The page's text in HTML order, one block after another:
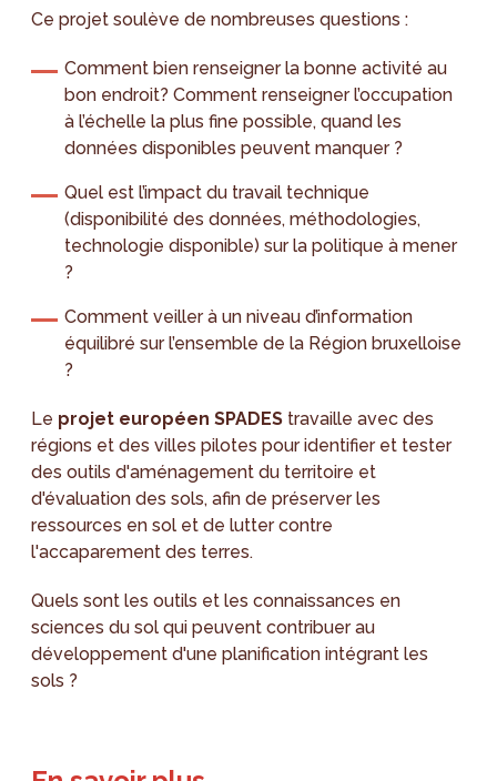
Ce projet soulève de nombreuses questions :
Comment bien renseigner la bonne activité au
bon endroit? Comment renseigner l’occupation
à l’échelle la plus fine possible, quand les
données disponibles peuvent manquer ?
Quel est l’impact du travail technique
(disponibilité des données, méthodologies,
technologie disponible) sur la politique à mener
?
Comment veiller à un niveau d’information
équilibré sur l’ensemble de la Région bruxelloise
?
Le projet européen SPADES travaille avec des
régions et des villes pilotes pour identifier et tester
des outils d'aménagement du territoire et
d'évaluation des sols, afin de préserver les
ressources en sol et de lutter contre
l'accaparement des terres.
Quels sont les outils et les connaissances en
sciences du sol qui peuvent contribuer au
développement d'une planification intégrant les
sols ?